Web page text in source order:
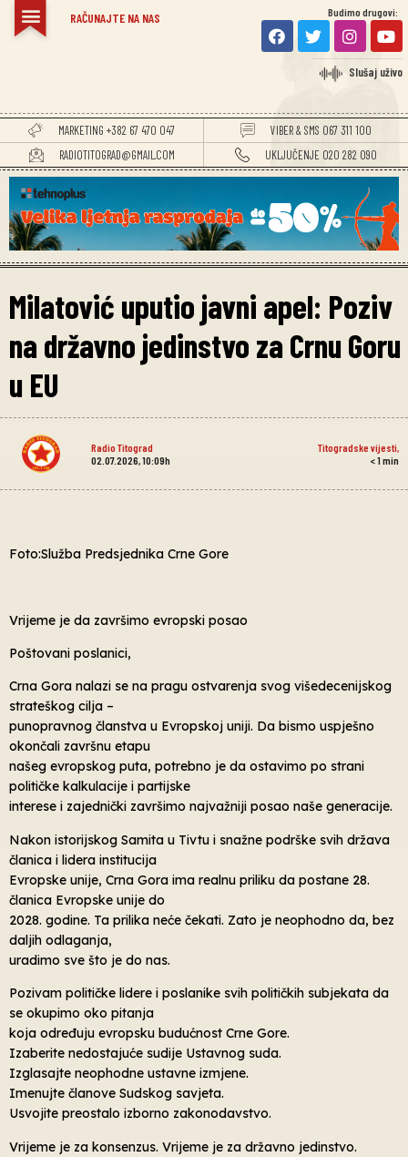
RAČUNAJTE NA NAS Budimo drugovi:
Slušaj uživo
MARKETING +382 67 470 047
VIBER & SMS 067 311 100
RADIOTITOGRAD@GMAIL.COM
UKLJUČENJE 020 282 090
Milatović uputio javni apel: Poziv
na državno jedinstvo za Crnu Goru
u EU
Radio Titograd Titogradske vijesti
02.07.2026, 10:09h
< 1min
Foto:Služba Predsjednika Crne Gore
Vrijeme je da završimo evropski posao
Poštovani poslanici,
Crna Gora nalazi se na pragu ostvarenja svog višedecenijskog
strateškog cilja –
punopravnog članstva u Evropskoj uniji. Da bismo uspješno
okončali završnu etapu
našeg evropskog puta, potrebno je da ostavimo po strani
političke kalkulacije i partijske
interese i zajednički završimo najvažniji posao naše generacije.
Nakon istorijskog Samita u Tivtu i snažne podrške svih država
članica i lidera institucija
Evropske unije, Crna Gora ima realnu priliku da postane 28.
članica Evropske unije do
2028. godine. Ta prilika neće čekati. Zato je neophodno da, bez
daljih odlaganja,
uradimo sve što je do nas.
Pozivam političke lidere i poslanike svih političkih subjekata da
se okupimo oko pitanja
koja određuju evropsku budućnost Crne Gore.
Izaberite nedostajuće sudije Ustavnog suda.
Izglasajte neophodne ustavne izmjene.
Imenujte članove Sudskog savjeta.
Usvojite preostalo izborno zakonodavstvo.
Vrijeme je za konsenzus. Vrijeme je za državno jedinstvo.